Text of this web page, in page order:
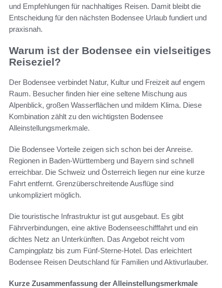
und Empfehlungen für nachhaltiges Reisen. Damit bleibt die
Entscheidung für den nächsten Bodensee Urlaub fundiert und
praxisnah.
Warum ist der Bodensee ein vielseitiges
Reiseziel?
Der Bodensee verbindet Natur, Kultur und Freizeit auf engem
Raum. Besucher finden hier eine seltene Mischung aus
Alpenblick, großen Wasserflächen und mildem Klima. Diese
Kombination zählt zu den wichtigsten Bodensee
Alleinstellungsmerkmale.
Die Bodensee Vorteile zeigen sich schon bei der Anreise.
Regionen in Baden-Württemberg und Bayern sind schnell
erreichbar. Die Schweiz und Österreich liegen nur eine kurze
Fahrt entfernt. Grenzüberschreitende Ausflüge sind
unkompliziert möglich.
Die touristische Infrastruktur ist gut ausgebaut. Es gibt
Fährverbindungen, eine aktive Bodenseeschifffahrt und ein
dichtes Netz an Unterkünften. Das Angebot reicht vom
Campingplatz bis zum Fünf-Sterne-Hotel. Das erleichtert
Bodensee Reisen Deutschland für Familien und Aktivurlauber.
Kurze Zusammenfassung der Alleinstellungsmerkmale